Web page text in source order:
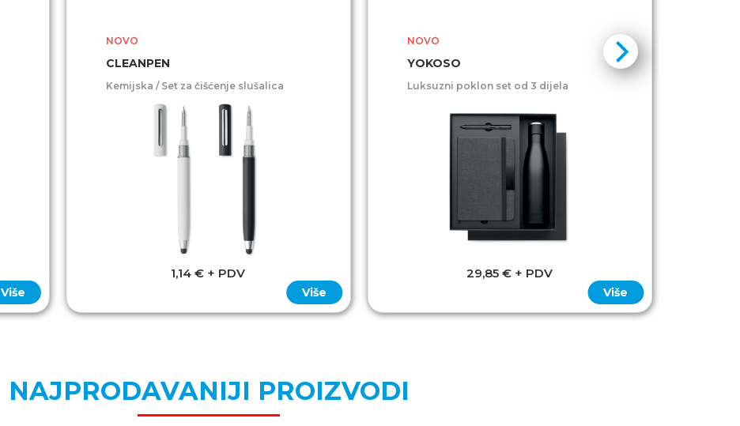
Više
NOVO
CLEANPEN
Kemijska / Set za čišćenje slušalica
1,14 € + PDV
Više
NOVO
YOKOSO
Luksuzni poklon set od 3 dijela
29,85 € + PDV
Više
NAJPRODAVANIJI PROIZVODI